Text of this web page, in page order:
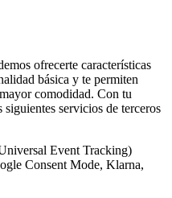
ofrecerte características
básica y te permiten
comodidad. Con tu
servicios de terceros
Event Tracking)
Consent Mode, Klarna,